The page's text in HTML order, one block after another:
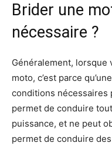
Brider une
nécessaire ?
Généralement, lorsque
moto, c’est parce
conditions nécessaires
permet de conduire
puissance, et ne peut
permet de conduire